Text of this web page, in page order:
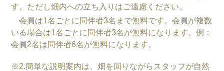
す。ただし畑内への立ち入りはご遠慮ください。
会員は1名ごとに同伴者3名まで無料です。会員が複数
いる場合は1名ごとに同伴者3名が無料になります。例：
会員2名は同伴者6名が無料になります。
※2.簡単な説明案内は、畑を回りながらスタッフが自然